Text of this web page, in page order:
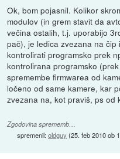
Ok, bom pojasnil. Kolikor
modulov (in grem stavit da
večina ostalih, t.j. uporabijo
pač), je ledica zvezana na
kontrolirati programsko prek
kontrolirana programsko
spremembe firmwarea od
ločeno od same kamere, kar
zvezana na, kot praviš, ps od
Zgodovina sprememb…
spremenil:oldguy (25. feb 2010 ob